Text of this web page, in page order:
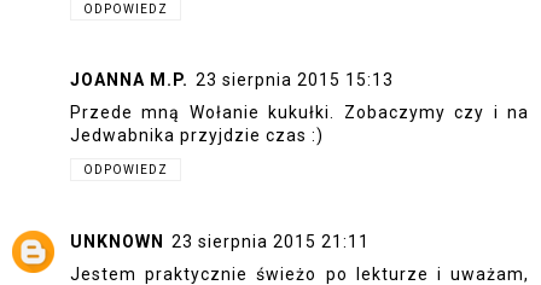
ODPOWIEDZ
JOANNA M.P. 23 sierpnia 2015 15:13
Przede mną Wołanie kukułki. Zobaczymy czy i na
Jedwabnika przyjdzie czas :)
ODPOWIEDZ
UNKNOWN 23 sierpnia 2015 21:11
Jestem praktycznie świeżo po lekturze i uważam,